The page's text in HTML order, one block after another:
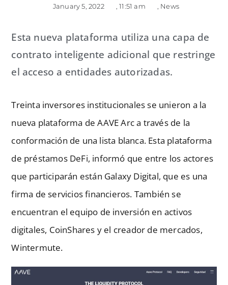
January 5, 2022 11:51 am News
Esta nueva plataforma utiliza una capa de
contrato inteligente adicional que restringe
el acceso a entidades autorizadas.
Treinta inversores institucionales se unieron a la
nueva plataforma de AAVE Arc a través de la
conformación de una lista blanca. Esta plataforma
de préstamos DeFi, informó que entre los actores
que participarán están Galaxy Digital, que es una
firma de servicios financieros. También se
encuentran el equipo de inversión en activos
digitales, CoinShares y el creador de mercados,
Wintermute.